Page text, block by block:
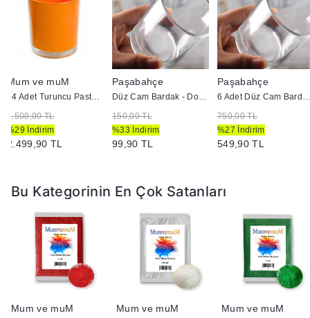
Mum ve muM
24 Adet Turuncu Pastel Renk Cam Mumluk - İç Boyama - Doluma Uygun 403
3.500,00 TL
%29 İndirim
2.499,90 TL
Paşabahçe
Düz Cam Bardak - Doluma Uygun
150,00 TL
%33 İndirim
99,90 TL
Paşabahçe
6 Adet Düz Cam Bardak -
750,00 TL
%27 İndirim
549,90 TL
Bu Kategorinin En Çok Satanları
Mum ve muM Mum ve muM Mum ve muM